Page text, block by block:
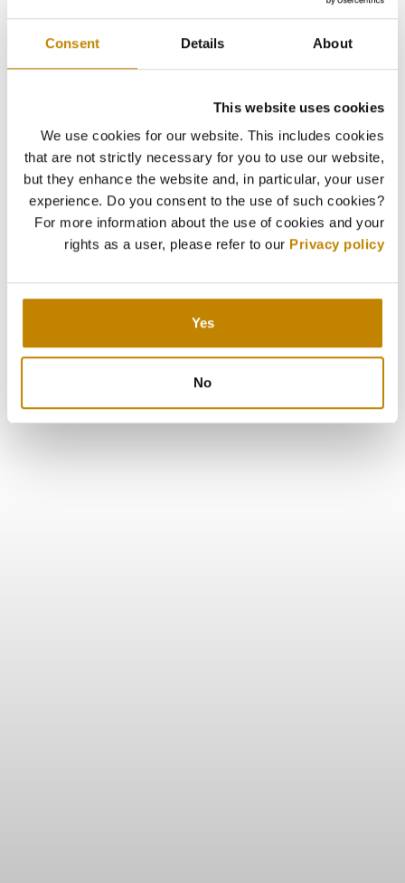
Consent Details About
This website uses cookies
We use cookies for our website. This includes cookies
that are not strictly necessary for you to use our website,
but they enhance the website and, in particular, your user
experience. Do you consent to the use of such cookies?
For more information about the use of cookies and your
rights as a user, please refer to our Privacy policy
Yes
No